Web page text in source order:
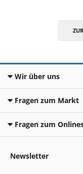
Wir über uns
Fragen zum Markt
Fragen zum
Newsletter